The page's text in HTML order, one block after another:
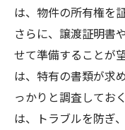
は、物件の所有権を
さらに、譲渡証明書
せて準備することが
は、特有の書類が求
っかりと調査してお
は、トラブルを防ぎ